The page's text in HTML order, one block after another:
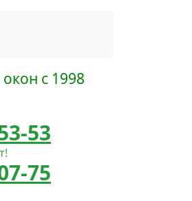
с 1998
53
75